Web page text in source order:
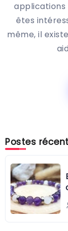
applications
êtes
même, il
Postes